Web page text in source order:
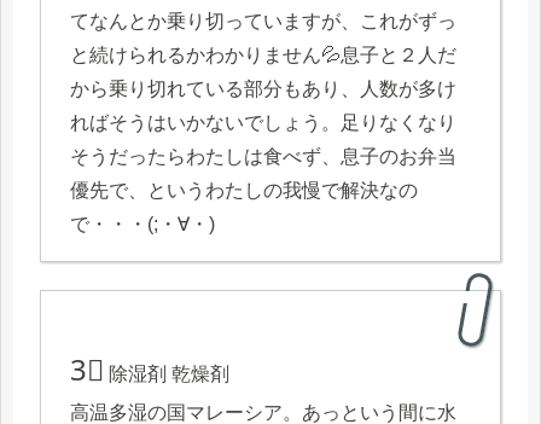
てなんとか乗り切っていますが、これがずっ
と続けられるかわかりません💦息子と２人だ
から乗り切れている部分もあり、人数が多け
ればそうはいかないでしょう。足りなくなり
そうだったらわたしは食べず、息子のお弁当
優先で、というわたしの我慢で解決なの
で・・・(;・∀・)
3⃣ 除湿剤 乾燥剤
高温多湿の国マレーシア。あっという間に水